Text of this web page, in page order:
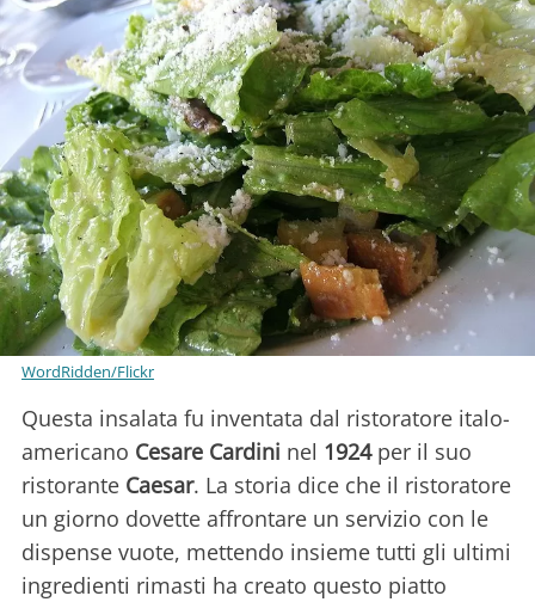
WordRidden/Flickr
Questa insalata fu inventata dal ristoratore italo-
americano Cesare Cardini nel 1924per il suo
ristorante Caesar. La storia dice che il ristoratore
un giorno dovette affrontare un servizio con le
dispense vuote, mettendo insieme tutti gli ultimi
ingredienti rimasti ha creato questo piatto